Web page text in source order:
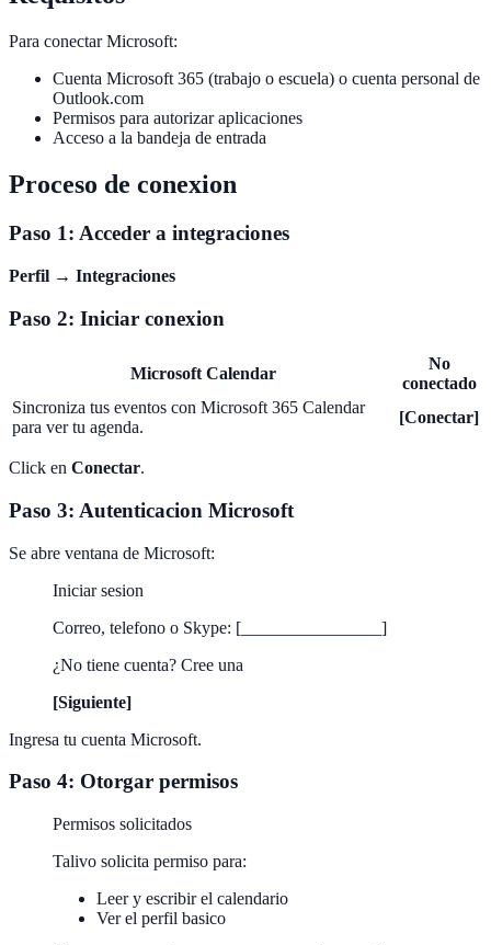
Para conectar Microsoft:
Cuenta Microsoft 365 (trabajo o escuela) o cuenta personal de
Outlook.com
Permisos para autorizar aplicaciones
Acceso a la bandeja de entrada
Proceso de conexion
Paso 1: Acceder a integraciones
Perfil → Integraciones
Paso 2: Iniciar conexion
Microsoft Calendar
No
conectado
Sincroniza tus eventos con Microsoft 365 Calendar
para ver tu agenda.
[Conectar]
Click en Conectar.
Paso 3: Autenticacion Microsoft
Se abre ventana de Microsoft:
Iniciar sesion
Correo, telefono o Skype: [________________]
¿No tiene cuenta? Cree una
[Siguiente]
Ingresa tu cuenta Microsoft.
Paso 4: Otorgar permisos
Permisos solicitados
Talivo solicita permiso para:
Leer y escribir el calendario
Ver el perfil basico